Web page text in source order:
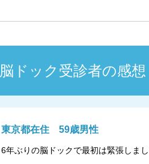
脳ドック 受診者の感想
東京都在住 59歳男性
6年ぶりの脳ドックで最初は緊張しま